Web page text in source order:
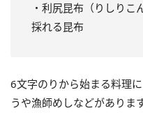
・利尻昆布（りしりこ
採れる昆布
6文字のりから始まる料理
うや漁師めしなどがあります